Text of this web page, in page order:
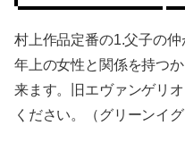
村上作品定番の1.父子の
年上の女性と関係を持つ
来ます。旧エヴァンゲリ
ください。（グリーンイグ